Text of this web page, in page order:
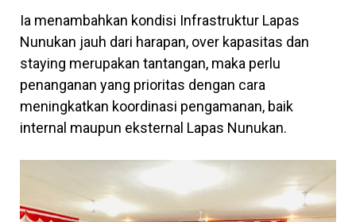
Ia menambahkan kondisi Infrastruktur Lapas
Nunukan jauh dari harapan, over kapasitas dan
staying merupakan tantangan, maka perlu
penanganan yang prioritas dengan cara
meningkatkan koordinasi pengamanan, baik
internal maupun eksternal Lapas Nunukan.